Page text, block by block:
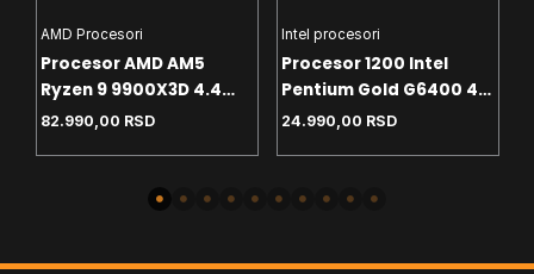
AMD Procesori
Procesor AMD AM5
Ryzen 9 9900X3D 4.4
GHz Tray
82.990,00 RSD
Intel procesori
Procesor 1200 Intel
Pentium Gold G6400 4.0
GHz Tray
24.990,00 RSD